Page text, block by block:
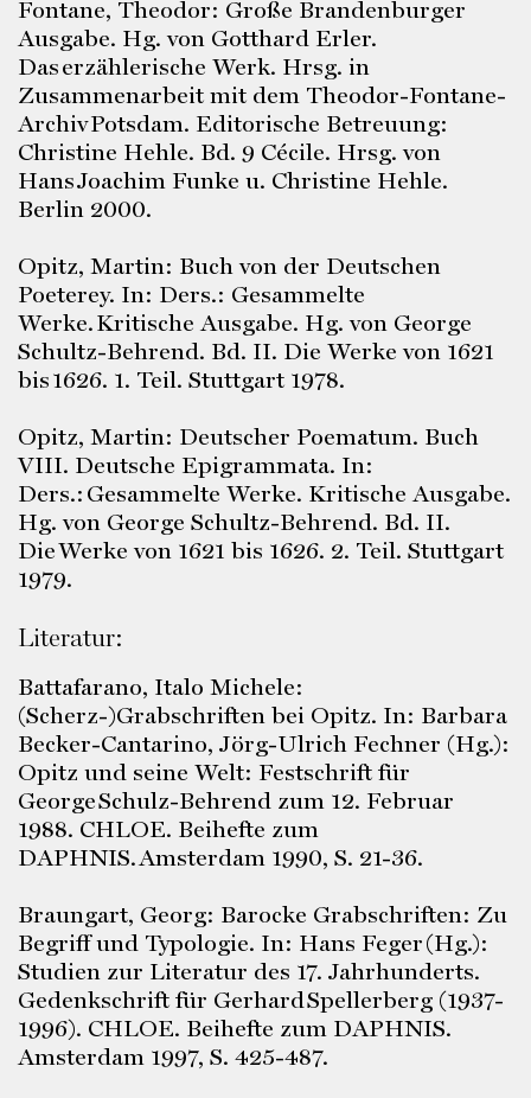
Fontane, Theodor: Große Brandenburger
Ausgabe. Hg. von Gotthard Erler.
Das erzählerische Werk. Hrsg. in
Zusammenarbeit mit dem Theodor-Fontane-
Archiv Potsdam. Editorische Betreuung:
Christine Hehle. Bd. 9 Cécile. Hrsg. von
Hans Joachim Funke u. Christine Hehle.
Berlin 2000.
Opitz, Martin: Buch von der Deutschen
Poeterey. In: Ders.: Gesammelte
Werke. Kritische Ausgabe. Hg. von George
Schultz-Behrend. Bd. II. Die Werke von 1621
bis 1626. 1. Teil. Stuttgart 1978.
Opitz, Martin: Deutscher Poematum. Buch
VIII. Deutsche Epigrammata. In:
Ders.: Gesammelte Werke. Kritische Ausgabe.
Hg. von George Schultz-Behrend. Bd. II.
Die Werke von 1621 bis 1626. 2. Teil. Stuttgart
1979.
Literatur:
Battafarano, Italo Michele:
(Scherz-)Grabschriften bei Opitz. In: Barbara
Becker-Cantarino, Jörg-Ulrich Fechner (Hg.):
Opitz und seine Welt: Festschrift für
George Schulz-Behrend zum 12. Februar
1988. CHLOE. Beihefte zum
DAPHNIS. Amsterdam 1990, S. 21-36.
Braungart, Georg: Barocke Grabschriften: Zu
Begriff und Typologie. In: Hans Feger (Hg.):
Studien zur Literatur des 17. Jahrhunderts.
Gedenkschrift für Gerhard Spellerberg (1937-
1996). CHLOE. Beihefte zum DAPHNIS.
Amsterdam 1997, S. 425-487.